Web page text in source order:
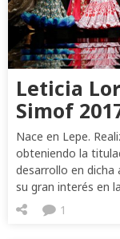
Leticia
Simof
Nace en Lepe.
obteniendo la
desarrollo en
su gran interés en
1